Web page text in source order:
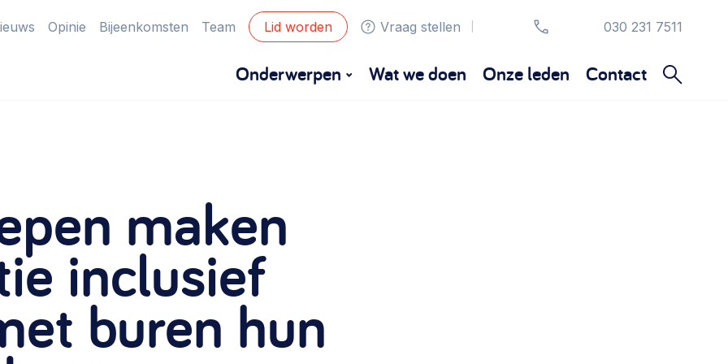
Opinie Bijeenkomsten Team Lid worden Vraag stellen 030 231 7511
Onderwerpen
Eigen gebouw
Huren of kopen, maatschappelijk vastgoed,
ontmoetingsplekken >
Zorgzame gemeenschappen
Wat we doen Onze leden Contact
maken
inclusief
buren hun